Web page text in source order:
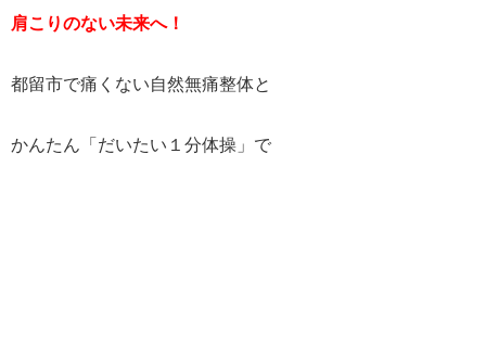
肩こりのない未来へ！
都留市で痛くない自然無痛整体と
かんたん「だいたい１分体操」で